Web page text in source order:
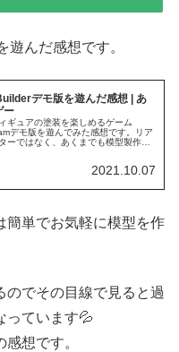
遊んだ感想です。
デモ版を遊んだ感想 | あ
ー
ギュアの塗装を楽しめるゲーム
デモ版を遊んでみた感想です。リア
ーではなく、あくまでも模型製作を
2021.10.07
簡単でお気軽に模型を作
のでその目線で見ると過
っています💦
想です。